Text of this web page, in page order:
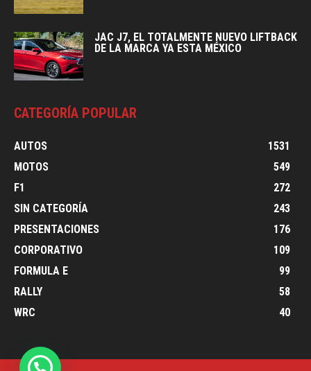
JAC J7, EL TOTALMENTE NUEVO LIFTBACK
DE LA MARCA YA ESTA MÉXICO
CATEGORÍA POPULAR
AUTOS
1531
MOTOS
549
F1
272
SIN CATEGORÍA
243
PRESENTACIONES
176
CORPORATIVO
109
FORMULA E
99
RALLY
58
WRC
40